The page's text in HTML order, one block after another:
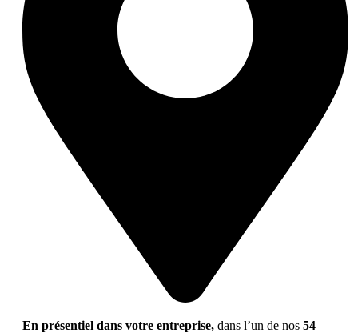
En présentiel dans votre entreprise, dans l’un de nos 54